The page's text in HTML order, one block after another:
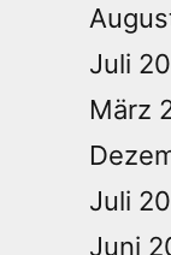
Juli
März
Juli
Juni